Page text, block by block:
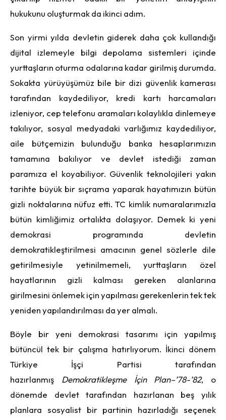
hukukunu oluşturmak da ikinci adım.
Son yirmi yılda devletin giderek daha çok kullandığı
dijital izlemeyle bilgi depolama sistemleri içinde
yurttaşların oturma odalarına kadar girilmiş durumda.
Sokakta yürüyüşümüz bile bir dizi güvenlik kamerası
tarafından kaydediliyor, kredi kartı harcamaları
izleniyor, cep telefonu aramaları kolaylıkla dinlemeye
takılıyor, sosyal medyadaki varlığımız kaydediliyor,
aile bütçemizin bulunduğu banka hesaplarımızın
tamamına bakılıyor ve devlet istediği zaman
paramıza el koyabiliyor. Güvenlik teknolojileri yakın
tarihte büyük bir sıçrama yaparak hayatımızın bütün
gizli noktalarına nüfuz etti. TC kimlik numaralarımızla
bütün kimliğimiz ortalıkta dolaşıyor. Demek ki yeni
demokrasi programında devletin
demokratikleştirilmesi amacının genel sözlerle dile
getirilmesiyle yetinilmemeli, yurttaşların özel
hayatlarının gizli kalması gereken alanlarına
girilmesini önlemek için yapılması gerekenlerin tek tek
yeniden yapılandırılması da yer almalı.
Böyle bir yeni demokrasi tasarımı için yapılmış
bütüncül tek bir çalışma hatırlıyorum. İkinci dönem
Türkiye İşçi Partisi tarafından
hazırlanmış Demokratikleşme İçin Plan–’78-’82, o
dönemde devlet tarafından hazırlanan beş yılık
planlara sosyalist bir partinin hazırladığı seçenek